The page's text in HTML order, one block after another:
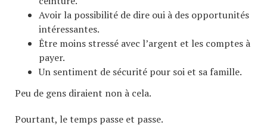
Avoir la possibilité de dire oui à des opportunités
intéressantes.
Être moins stressé avec l’argent et les comptes à
payer.
Un sentiment de sécurité pour soi et sa famille.
Peu de gens diraient non à cela.
Pourtant, le temps passe et passe.